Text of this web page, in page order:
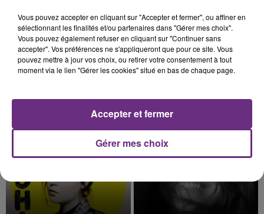
PIERRE DE MAERE
Je Pense A Vous
ALEX WARREN
13h46
13h46
Vous pouvez accepter en cliquant sur "Accepter et fermer", ou affiner en
sélectionnant les finalités et/ou partenaires dans "Gérer mes choix".
Vous pouvez également refuser en cliquant sur "Continuer sans
accepter". Vos préférences ne s'appliqueront que pour ce site. Vous
pouvez mettre à jour vos choix, ou retirer votre consentement à tout
moment via le lien "Gérer les cookies" situé en bas de chaque page.
Gérer mes choix
Accepter et fermer